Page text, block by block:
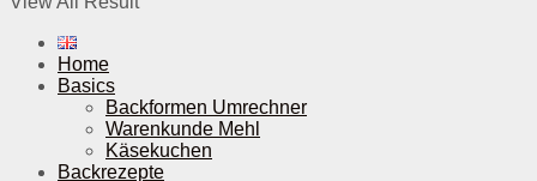
Home
Basics
Backformen Umrechner
Warenkunde Mehl
Käsekuchen
Backrezepte